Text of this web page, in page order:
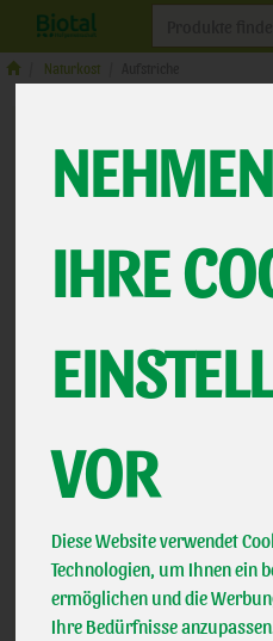
IHRE
VOR
Diese Website verwendet
Technologien, um Ihnen ein
ermöglichen und die
Ihre Bedürfnisse
Naturkost
Hofgemüse
Kirschtomate
Hof Gemüse Reinhards Rucola
Allos
100% kbA BNN-Herst
HandelsklasseII